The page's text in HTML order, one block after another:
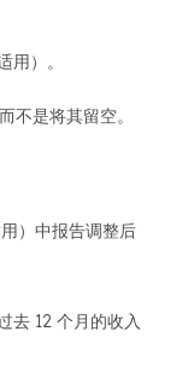
）。
不是将其留空。
）中报告调整后
去 12 个月的收入